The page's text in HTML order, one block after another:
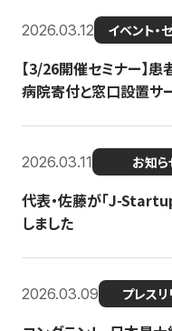
2026.03.12 イベント・
【3/26開催セミナー】
病院寄付と窓口設置サ
2026.03.11 お知ら
代表・佐藤が「J-
しました
2026.03.09 プレスリ